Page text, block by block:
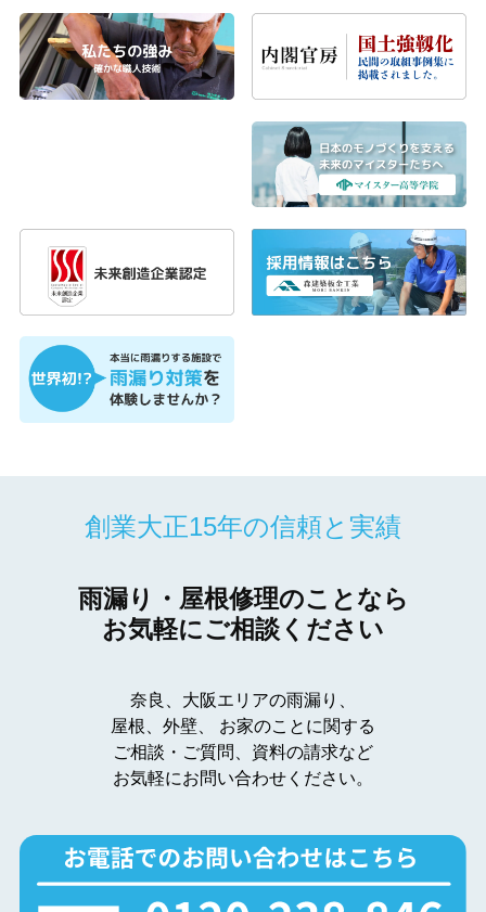
創業大正15年の信頼と実績
雨漏り・屋根修理のことなら
お気軽にご相談ください
奈良、大阪エリアの雨漏り、
屋根、外壁、
お家のことに関する
ご相談・ご質問、資料の請求など
お気軽にお問い合わせください。